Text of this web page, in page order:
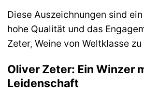
Diese Auszeichnungen sind
hohe Qualität und das
Zeter, Weine von Weltklasse
Oliver Zeter: Ein Winzer
Leidenschaft